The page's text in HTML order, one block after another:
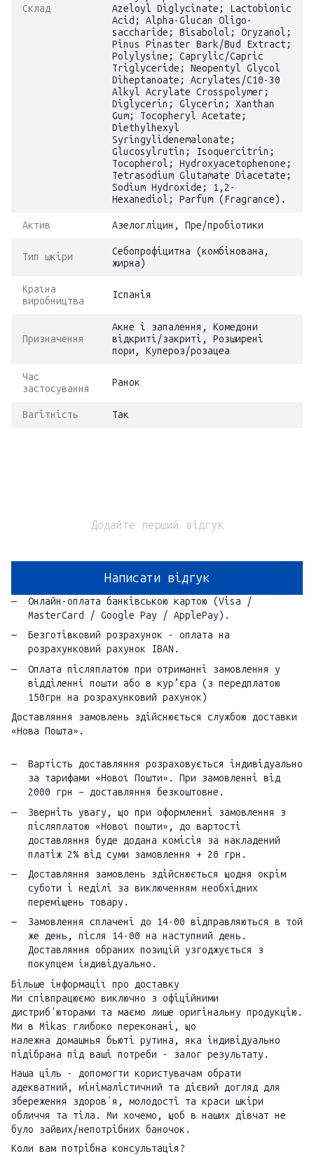
Склад
Azeloyl Diglycinate; Lactobionic
Acid; Alpha-Glucan Oligo-
saccharide; Bisabolol; Oryzanol;
Pinus Pinaster Bark/Bud Extract;
Polylysine; Caprylic/Capric
Triglyceride; Neopentyl Glycol
Diheptanoate; Acrylates/C10-30
Alkyl Acrylate Crosspolymer;
Diglycerin; Glycerin; Xanthan
Gum; Tocopheryl Acetate;
Diethylhexyl
Syringylidenemalonate;
Glucosylrutin; Isoquercitrin;
Tocopherol; Hydroxyacetophenone;
Tetrasodium Glutamate Diacetate;
Sodium Hydroxide; 1,2-
Hexanediol; Parfum (Fragrance).
Актив Азелогліцин, Пре/пробіотики
Тип шкіри
Себопрофіцитна (комбінована,
жирна)
Країна
виробництва
Іспанія
Призначення
Акне і запалення, Комедони
відкриті/закриті, Розширені
пори, Купероз/розацеа
Час
застосування
Ранок
Вагітність Так
Додайте перший відгук
Написати відгук
Онлайн-оплата банківською картою (Visa /
MasterCard / Google Pay / ApplePay).
Безготівковий розрахунок - оплата на
розрахунковий рахунок IBAN.
Оплата післяплатою при отриманні замовлення у
відділенні пошти або в кур’єра (з передплатою
150грн на розрахунковий рахунок)
Доставляння замовлень здійснюється службою доставки
«Нова Пошта».
Вартість доставляння розраховується індивідуально
за тарифами «Нової Пошти». При замовленні від
2000 грн – доставляння безкоштовне.
Зверніть увагу, що при оформленні замовлення з
післяплатою «Нової пошти», до вартості
доставляння буде додана комісія за накладений
платіж 2% від суми замовлення + 20 грн.
Доставляння замовлень здійснюється щодня окрім
суботи і неділі за виключенням необхідних
переміщень товару.
Замовлення сплачені до 14-00 відправляються в той
же день, після 14-00 на наступний день.
Доставляння обраних позицій узгоджується з
покупцем індивідуально.
Більше інформації про доставку
Ми співпрацюємо виключно з офіційними
дистриб'юторами та маємо лише оригінальну продукцію.
Ми в Mikas глибоко переконані, що
належна домашнья бьюті рутина, яка індивідуально
підібрана під ваші потреби - залог результату.
Наша ціль - допомогти користувачам обрати
адекватний, мінімалістичний та дієвий догляд для
збереження здоровʼя, молодості та краси шкіри
обличчя та тіла. Ми хочемо, щоб в наших дівчат не
було зайвих/непотрібних баночок.
Коли вам потрібна консультація?